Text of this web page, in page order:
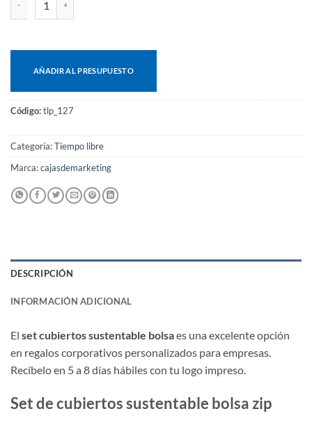
AÑADIR AL PRESUPUESTO
Código:tlp_127
Categoría:Tiempo libre
Marca:cajasdemarketing
DESCRIPCIÓN
INFORMACIÓN ADICIONAL
El set cubiertos sustentable bolsaes una excelente opción
en regalos corporativos personalizados para empresas.
Recíbelo en 5 a 8 días hábiles con tu logo impreso.
Set de cubiertos sustentable bolsa zip